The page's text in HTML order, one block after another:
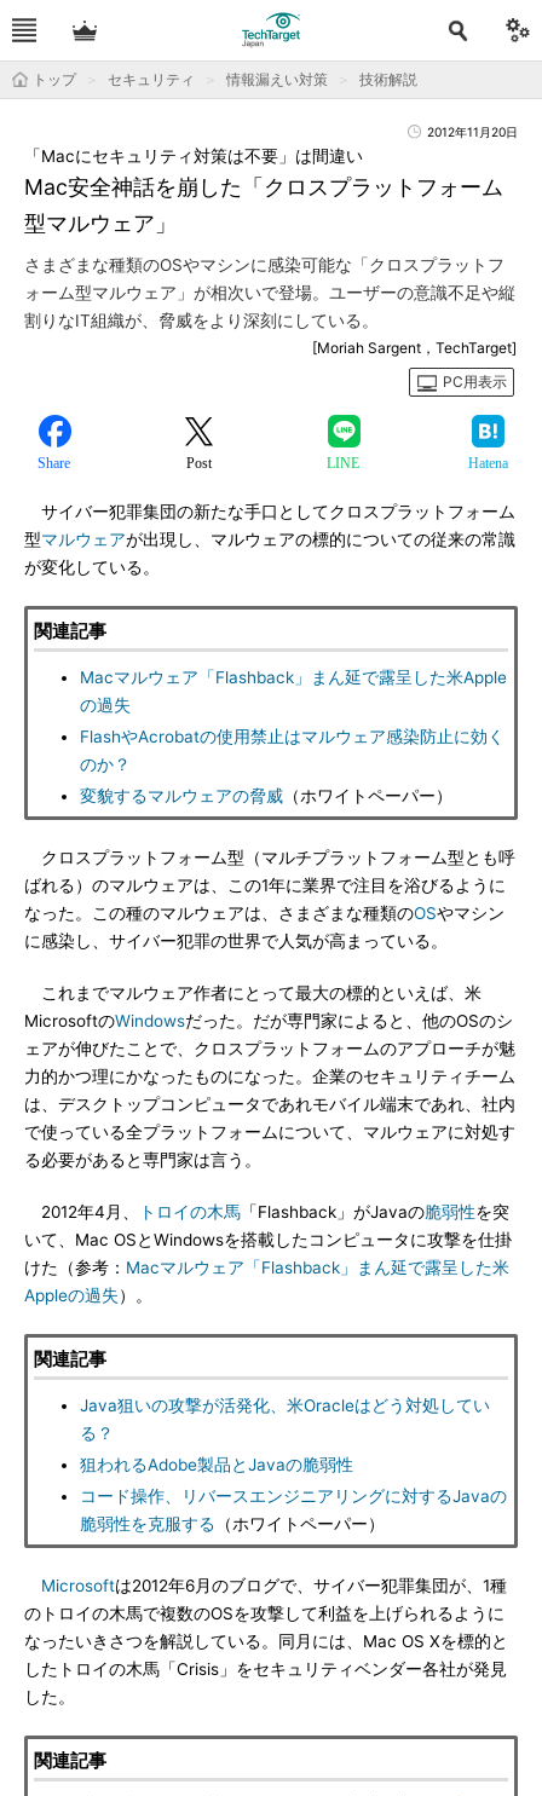
トップ セキュリティ 情報漏えい対策 技術解説
2012年11月20日
Mac安全神話を崩した「クロスプラットフォーム
型マルウェア」
「Macにセキュリティ対策は不要」は間違い
さまざまな種類のOSやマシンに感染可能な「クロスプラットフ
ォーム型マルウェア」が相次いで登場。ユーザーの意識不足や縦
割りなIT組織が、脅威をより深刻にしている。
[Moriah Sargent，TechTarget]
PC用表示
Share Post LINE Hatena
サイバー犯罪集団の新たな手口としてクロスプラットフォーム
型マルウェアが出現し、マルウェアの標的についての従来の常識
が変化している。
関連記事
Macマルウェア「Flashback」まん延で露呈した米Apple
の過失
FlashやAcrobatの使用禁止はマルウェア感染防止に効く
のか？
変貌するマルウェアの脅威 （ホワイトペーパー）
クロスプラットフォーム型（マルチプラットフォーム型とも呼
ばれる）のマルウェアは、この1年に業界で注目を浴びるように
なった。この種のマルウェアは、さまざまな種類のOSやマシン
に感染し、サイバー犯罪の世界で人気が高まっている。
これまでマルウェア作者にとって最大の標的といえば、米
MicrosoftのWindowsだった。だが専門家によると、他のOSのシ
ェアが伸びたことで、クロスプラットフォームのアプローチが魅
力的かつ理にかなったものになった。企業のセキュリティチーム
は、デスクトップコンピュータであれモバイル端末であれ、社内
で使っている全プラットフォームについて、マルウェアに対処す
る必要があると専門家は言う。
2012年4月、 トロイの木馬 「Flashback」がJavaの脆弱性を突
いて、Mac OSとWindowsを搭載したコンピュータに攻撃を仕掛
けた（参考： Macマルウェア「Flashback」まん延で露呈した米
Appleの過失）。
関連記事
Java狙いの攻撃が活発化、米Oracleはどう対処してい
る？
狙われるAdobe製品とJavaの脆弱性
コード操作、リバースエンジニアリングに対するJavaの
脆弱性を克服する （ホワイトペーパー）
Microsoftは2012年6月のブログで、サイバー犯罪集団が、1種
のトロイの木馬で複数のOSを攻撃して利益を上げられるように
なったいきさつを解説している。同月には、Mac OS Xを標的と
したトロイの木馬「Crisis」をセキュリティベンダー各社が発見
した。
関連記事